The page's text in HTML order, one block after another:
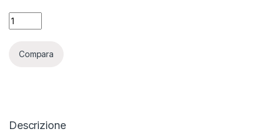
MAMMOTH - LITE 80 + 80X80X160 quantity
Compara
Descrizione